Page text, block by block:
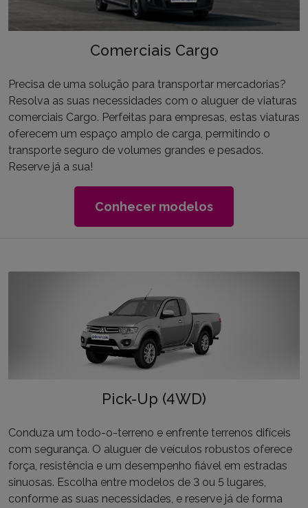
Comerciais Cargo
Precisa de uma solução para transportar mercadorias?
Resolva as suas necessidades com o aluguer de viaturas
comerciais Cargo. Perfeitas para empresas, estas viaturas
oferecem um espaço amplo de carga, permitindo o
transporte seguro de volumes grandes e pesados.
Reserve já a sua!
Conhecer modelos
Pick-Up (4WD)
Conduza um todo-o-terreno e enfrente terrenos difíceis
com segurança. O aluguer de veículos robustos oferece
força, resistência e um desempenho fiável em estradas
sinuosas. Escolha entre modelos de 3 ou 5 lugares,
conforme as suas necessidades, e reserve já de forma